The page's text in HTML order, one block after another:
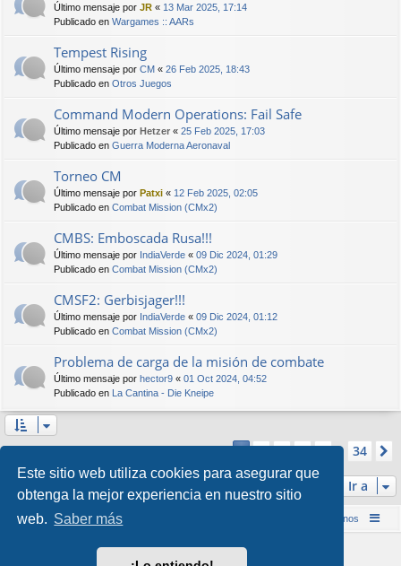
Este sitio web utiliza cookies para asegurar que
obtenga la mejor experiencia en nuestro sitio
web. Saber más
Último mensaje por JR « 13 Mar 2025, 17:14
Publicado en Wargames :: AARs
Tempest Rising
Último mensaje por CM « 26 Feb 2025, 18:43
Publicado en Otros Juegos
Command Modern Operations: Fail Safe
Último mensaje por Hetzer « 25 Feb 2025, 17:03
Publicado en Guerra Moderna Aeronaval
Torneo CM
Último mensaje por Patxi « 12 Feb 2025, 02:05
Publicado en Combat Mission (CMx2)
CMBS: Emboscada Rusa!!!
Último mensaje por IndiaVerde « 09 Dic 2024, 01:29
Publicado en Combat Mission (CMx2)
CMSF2: Gerbisjager!!!
Último mensaje por IndiaVerde « 09 Dic 2024, 01:12
Publicado en Combat Mission (CMx2)
Problema de carga de la misión de combate
Último mensaje por hector9 « 01 Oct 2024, 04:52
Publicado en La Cantina - Die Kneipe
Página1de34
1 2 3 4 5 … 34
Ir a
Inicio (Web) Foro Punta de Lanza Wargames Contáctenos
Desarrollado porphpBB® Forum Software © phpBB Limited